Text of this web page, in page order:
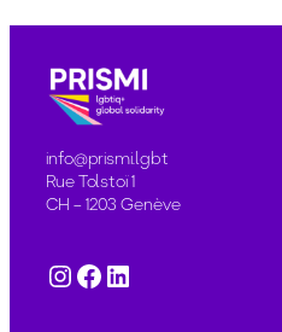
info@prismi.lgbt
Rue Tolstoï 1
CH – 1203 Genève
InstagramFacebook LinkedIn